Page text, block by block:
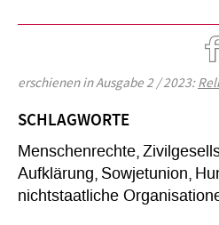
erschienen in Ausgabe 2 / 2023:
SCHLAGWORTE
Menschenrechte
Aufklärung Sowjetunion
nichtstaatliche